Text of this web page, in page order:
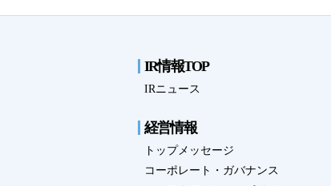
IR情報TOP
IRニュース
経営情報
トップメッセージ
コーポレート・ガバナンス